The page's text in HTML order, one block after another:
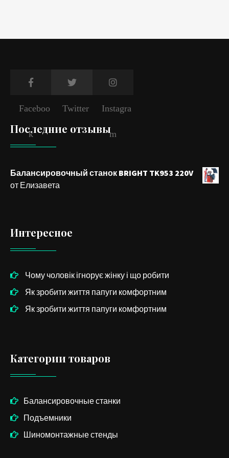
Faceboo
k
Twitter Instagra
m
Последние отзывы
Балансировочный станок BRIGHT TK953 220V
от Елизавета
Интересное
Чому чоловік ігнорує жінку і що робити
Як зробити життя папуги комфортним
Як зробити життя папуги комфортним
Категории товаров
Балансировочные станки
Подъемники
Шиномонтажные стенды